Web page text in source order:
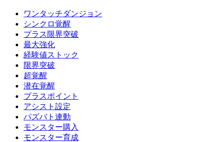
ワンタッチダンジョン
シンクロ覚醒
プラス限界突破
最大強化
経験値ストック
限界突破
超覚醒
潜在覚醒
プラスポイント
アシスト設定
パズバト連動
モンスター購入
モンスター育成